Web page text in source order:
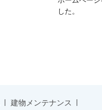
した。
建物メンテナンス